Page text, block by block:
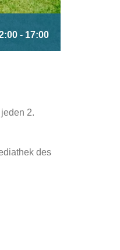
- 17:00
2.
des